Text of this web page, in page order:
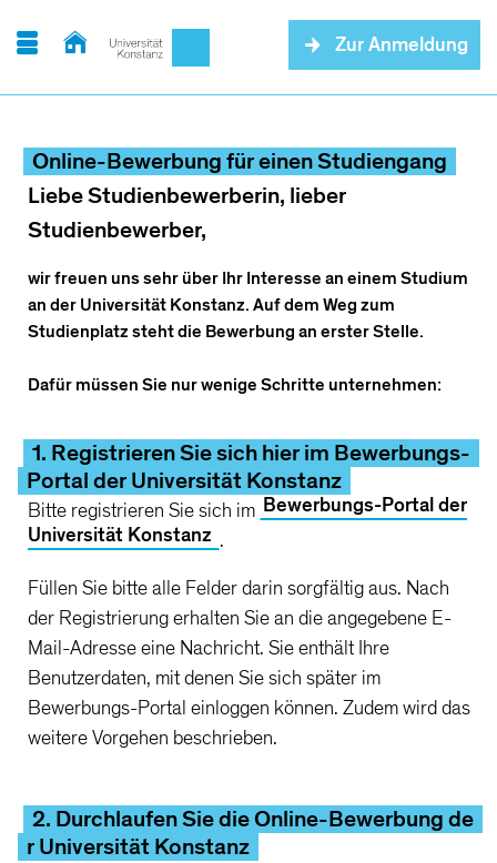
Zur Anmeldung
Online-Bewerbung für einen Studiengang
Liebe Studienbewerberin, lieber
Studienbewerber,
wir freuen uns sehr über Ihr Interesse an einem Studium
an der Universität Konstanz. Auf dem Weg zum
Studienplatz steht die Bewerbung an erster Stelle.
Dafür müssen Sie nur wenige Schritte unternehmen:
1. Registrieren Sie sich hier im Bewerbungs-
Portal der Universität Konstanz
Bitte registrieren Sie sich im Bewerbungs-Portal der
Universität Konstanz .
Füllen Sie bitte alle Felder darin sorgfältig aus. Nach
der Registrierung erhalten Sie an die angegebene E-
Mail-Adresse eine Nachricht. Sie enthält Ihre
Benutzerdaten, mit denen Sie sich später im
Bewerbungs-Portal einloggen können. Zudem wird das
weitere Vorgehen beschrieben.
2. Durchlaufen Sie die Online-Bewerbung de
r Universität Konstanz